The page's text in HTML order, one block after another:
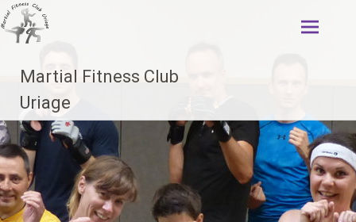
Aller
au
contenu
principal
Martial Fitness Club
Uriage